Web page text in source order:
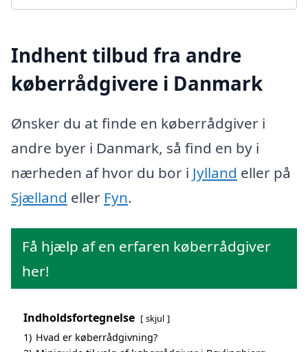
Indhent tilbud fra andre
køberrådgivere i Danmark
Ønsker du at finde en køberrådgiver i
andre byer i Danmark, så find en by i
nærheden af hvor du bor i Jylland eller på
Sjælland eller Fyn.
Få hjælp af en erfaren køberrådgiver
her!
Indholdsfortegnelse skjul
1) Hvad er køberrådgivning?